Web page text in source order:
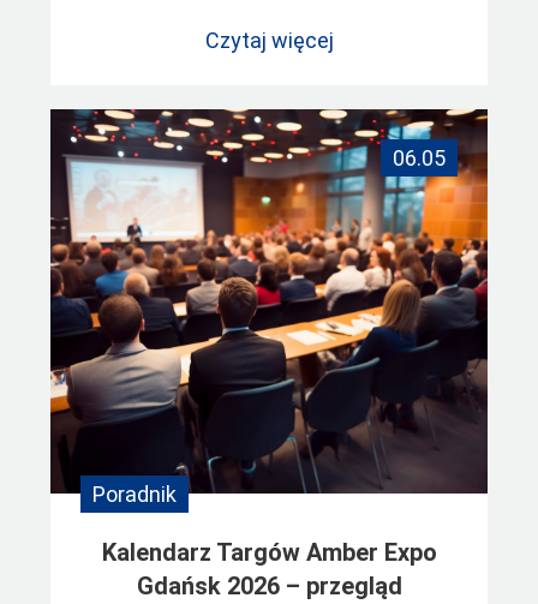
Czytaj więcej
06.05
Poradnik
Kalendarz Targów Amber Expo
Gdańsk 2026 – przegląd